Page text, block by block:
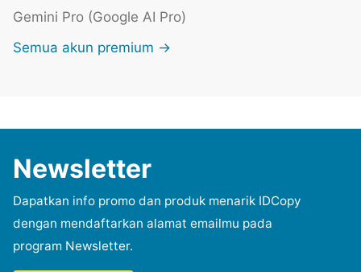
Gemini Pro (Google AI Pro)
Semua akun premium →
Newsletter
Dapatkan info promo dan produk menarik IDCopy
dengan mendaftarkan alamat emailmu pada
program Newsletter.